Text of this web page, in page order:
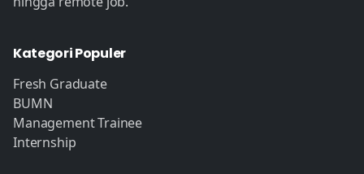
Kategori Populer
Fresh Graduate
BUMN
Management Trainee
Internship